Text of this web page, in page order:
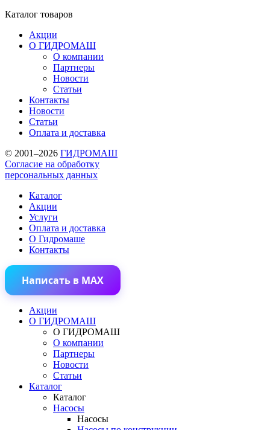
Каталог товаров
Акции
О ГИДРОМАШ
О компании
Партнеры
Новости
Статьи
Контакты
Новости
Статьи
Оплата и доставка
© 2001–2026 ГИДРОМАШ
Согласие на обработку
персональных данных
Каталог
Акции
Услуги
Оплата и доставка
О Гидромаше
Контакты
Написать в MAX
Акции
О ГИДРОМАШ
О ГИДРОМАШ
О компании
Партнеры
Новости
Статьи
Каталог
Каталог
Насосы
Насосы